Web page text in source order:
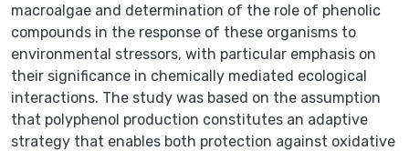
macroalgae and determination of the role of phenolic
compounds in the response of these organisms to
environmental stressors, with particular emphasis on
their significance in chemically mediated ecological
interactions. The study was based on the assumption
that polyphenol production constitutes an adaptive
strategy that enables both protection against oxidative